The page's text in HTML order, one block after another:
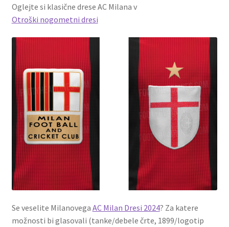
Oglejte si klasične drese AC Milana v
Otroški nogometni dresi
Se veselite Milanovega AC Milan Dresi 2024? Za katere
možnosti bi glasovali (tanke/debele črte, 1899/logotip